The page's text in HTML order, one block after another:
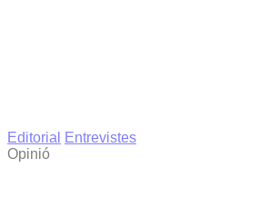
Editorial
Entrevistes
Opinió